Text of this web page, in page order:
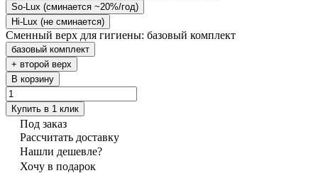
So-Lux (cминается ~20%/год)
Hi-Lux (не сминается)
Сменный верх для гигиены: базовый комплект
базовый комплект
+ второй верх
В корзину
Купить в 1 клик
Под заказ
Рассчитать доставку
Нашли дешевле?
Хочу в подарок